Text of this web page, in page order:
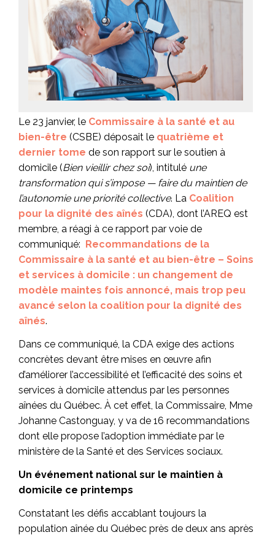
Le 23 janvier, le Commissaire à la santé et au
bien-être (CSBE) déposait le quatrième et
dernier tome de son rapport sur le soutien à
domicile (Bien vieillir chez soi), intitulé une
transformation qui s’impose — faire du maintien de
l’autonomie une priorité collective. La Coalition
pour la dignité des aînés (CDA), dont l’AREQ est
membre, a réagi à ce rapport par voie de
communiqué:
Recommandations de la
Commissaire à la santé et au bien-être – Soins
et services à domicile : un changement de
modèle maintes fois annoncé, mais trop peu
avancé selon la coalition pour la dignité des
aînés.
Dans ce communiqué, la CDA exige des actions
concrètes devant être mises en œuvre afin
d’améliorer l’accessibilité et l’efficacité des soins et
services à domicile attendus par les personnes
aînées du Québec. À cet effet, la Commissaire, Mme
Johanne Castonguay, y va de 16 recommandations
dont elle propose l’adoption immédiate par le
ministère de la Santé et des Services sociaux.
Un événement national sur le maintien à
domicile ce printemps
Constatant les défis accablant toujours la
population aînée du Québec près de deux ans après